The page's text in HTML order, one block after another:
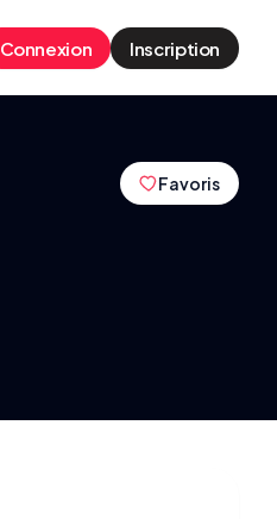
Connexion Inscription
Favoris